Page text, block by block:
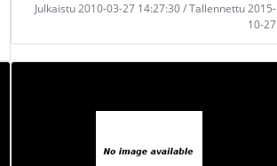
Julkaistu 2010-03-27 14:27:30 / Tallennettu 2015-
10-27